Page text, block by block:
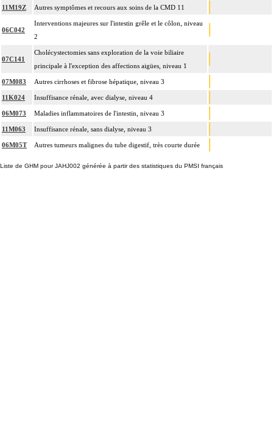
11M19Z Autres symptômes et recours aux soins de la CMD 11
06C042
Interventions majeures sur l'intestin grêle et le côlon, niveau
2
07C141
Cholécystectomies sans exploration de la voie biliaire
principale à l'exception des affections aigües, niveau 1
07M083 Autres cirrhoses et fibrose hépatique, niveau 3
11K024 Insuffisance rénale, avec dialyse, niveau 4
06M073 Maladies inflammatoires de l'intestin, niveau 3
11M063 Insuffisance rénale, sans dialyse, niveau 3
06M05T Autres tumeurs malignes du tube digestif, très courte durée
Liste de GHM pour JAHJ002 générée à partir des statistiques du PMSI français